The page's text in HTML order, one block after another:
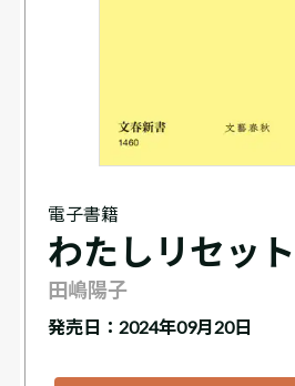
電子書籍
わたしリセット
田嶋陽子
発売日：2024年09月20日